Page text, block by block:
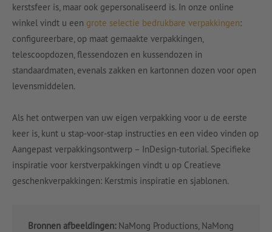
kerstsfeer is, maar ook gepersonaliseerd is. In onze online
winkel vindt u een grote selectie bedrukbare verpakkingen:
configureerbare, op maat gemaakte verpakkingen,
telescoopdozen, flessendozen en kussendozen in
standaardmaten, evenals zakken en kartonnen dozen voor open
levensmiddelen.
Als het ontwerpen van uw eigen verpakking voor u de eerste
keer is, kunt u stap-voor-stap instructies en een video vinden op
Aangepast verpakkingsontwerp – InDesign-tutorial. Specifieke
inspiratie voor kerstverpakkingen vindt u op Creatieve
geschenkverpakkingen: Kerstmis inspiratie en sjablonen.
Bronnen afbeeldingen:NaMong Productions, NaMong